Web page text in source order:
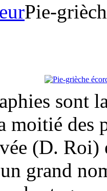
Pie-
sont
moitié des
(D. Roi)
grand